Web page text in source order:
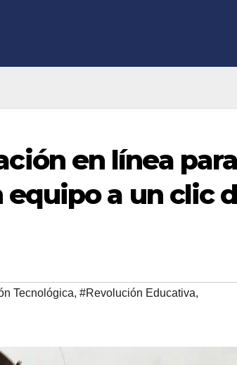
en línea
a un clic
Tecnológica, #Revolución Educativa,